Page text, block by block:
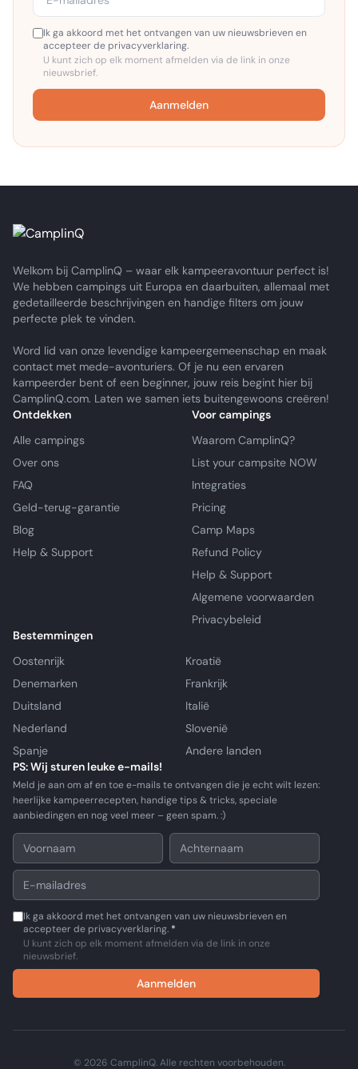
Ik ga akkoord met het ontvangen van uw nieuwsbrieven en
accepteer de privacyverklaring.
U kunt zich op elk moment afmelden via de link in onze
nieuwsbrief.
Aanmelden
Welkom bij CamplinQ – waar elk kampeeravontuur perfect is!
We hebben campings uit Europa en daarbuiten, allemaal met
gedetailleerde beschrijvingen en handige filters om jouw
perfecte plek te vinden.
Word lid van onze levendige kampeergemeenschap en maak
contact met mede-avonturiers. Of je nu een ervaren
kampeerder bent of een beginner, jouw reis begint hier bij
CamplinQ.com. Laten we samen iets buitengewoons creëren!
Ontdekken
Alle campings
Over ons
FAQ
Geld-terug-garantie
Blog
Help & Support
Voor campings
Waarom CamplinQ?
List your campsite NOW
Integraties
Pricing
Camp Maps
Refund Policy
Help & Support
Algemene voorwaarden
Privacybeleid
Bestemmingen
Oostenrijk
Kroatië
Denemarken
Frankrijk
Duitsland
Italië
Nederland
Slovenië
Spanje
Andere landen
PS: Wij sturen leuke e-mails!
Meld je aan om af en toe e-mails te ontvangen die je echt wilt lezen:
heerlijke kampeerrecepten, handige tips & tricks, speciale
aanbiedingen en nog veel meer – geen spam. :)
Ik ga akkoord met het ontvangen van uw nieuwsbrieven en
accepteer de privacyverklaring. *
U kunt zich op elk moment afmelden via de link in onze
nieuwsbrief.
Aanmelden
© 2026 CamplinQ. Alle rechten voorbehouden.